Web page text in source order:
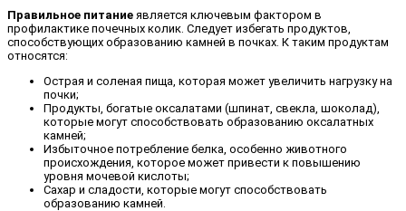
Правильное питание является ключевым фактором в
профилактике почечных колик. Следует избегать продуктов,
способствующих образованию камней в почках. К таким продуктам
относятся:
Острая и соленая пища, которая может увеличить нагрузку на
почки;
Продукты, богатые оксалатами (шпинат, свекла, шоколад),
которые могут способствовать образованию оксалатных
камней;
Избыточное потребление белка, особенно животного
происхождения, которое может привести к повышению
уровня мочевой кислоты;
Сахар и сладости, которые могут способствовать
образованию камней.